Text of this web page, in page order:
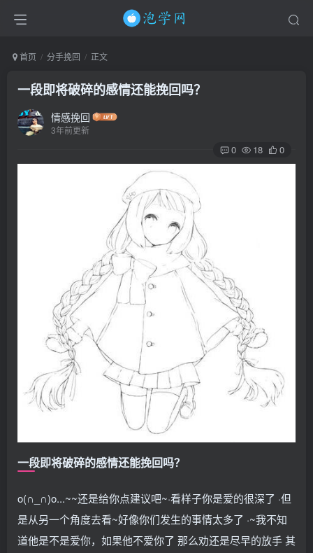
首页 分手挽回 正文
一段即将破碎的感情还能挽回吗？
情感挽回
3年前更新
0 18 0
一段即将破碎的感情还能挽回吗？
o(∩_∩)o...~~还是给你点建议吧~·看样子你是爱的很深了 ·但
是从另一个角度去看~好像你们发生的事情太多了 ·~我不知
道他是不是爱你，如果他不爱你了 那么劝还是尽早的放手 其